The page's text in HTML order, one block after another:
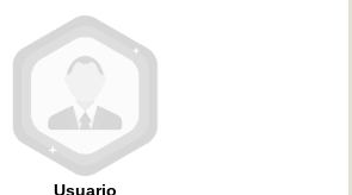
Usuario